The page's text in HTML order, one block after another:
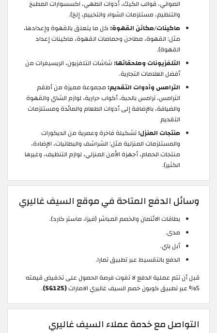
الصواني، قوالب الكيك، أدوات الطهي، اكسسوارات المطبخ
والتنظيم، مستلزمات الشواء والتخييم، إلخ).
ماكينات/مكائن القهوة: كل ما يتعلق بالقهوة وإعدادها،
مثل: القهوة، مطاحن وحماصات القهوة، ماكينات إعداد
القهوة).
التلفزيونات وملحقاتها: شاشات التلفزيون، الريسيفرات من
أفضل العلامات التجارية.
الترامس وأدوات التقديم: مجموعة مميزة من أطقم
الترامس، ترامس بالحبة، أكواب حرارية، لوازم الشاي والقهوة
والضيافة، بالإضافة إلى أدوات الطعام والمائدة ومستلزمات
التقديم
منتجات المنزل:تشكيلة فاخرة وعصرية من الديكورات
والمستلزمات المنزلية مثل: الشراشف والبطانيات، الإضاءة،
منتجات الحمام، أجهزة الأمن المنزلي، لوازم التنظيف، وغيرها
الكثير).
وسائل الدفع المتاحة في موقع السيف غاليري
بطاقات الائتمان والخصم المباشر (فيزا، ماستر كارد).
مدى.
أبل باي.
الدفع بالتقسيط عبر تطبيق تمارا.
قبل أن تتم عملية الدفع لا تفوت فرصة الحصول على تخفيض قيمته
5% عبر تطبيق كوبون خصم السيف غاليري الامارات
(SG125)
.
التواصل مع خدمة عملاء السيف غاليري